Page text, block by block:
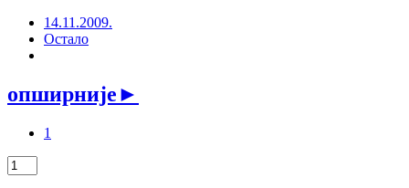
14.11.2009.
Остало
опширније►
1